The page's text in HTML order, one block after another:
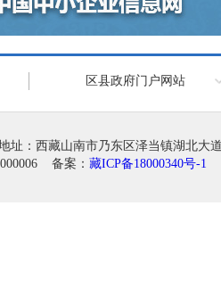
区县政府门户网站
：西藏山南市乃东区泽当镇湖北大
备案： 藏ICP备18000340号-1